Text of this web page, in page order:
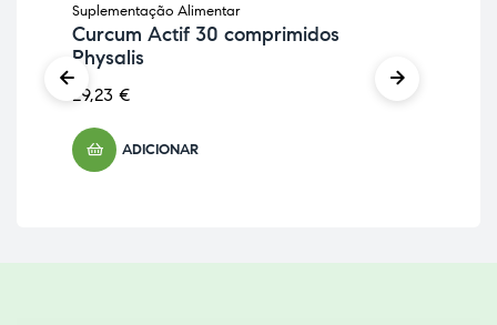
Suplementação Alimentar
Curcum Actif 30 comprimidos
Physalis
29,23 €
ADICIONAR